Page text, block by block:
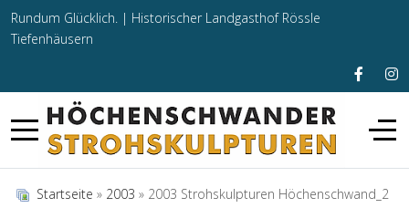
Rundum Glücklich. | Historischer Landgasthof Rössle
Tiefenhäusern
Startseite » 2003 » 2003 Strohskulpturen Höchenschwand_2